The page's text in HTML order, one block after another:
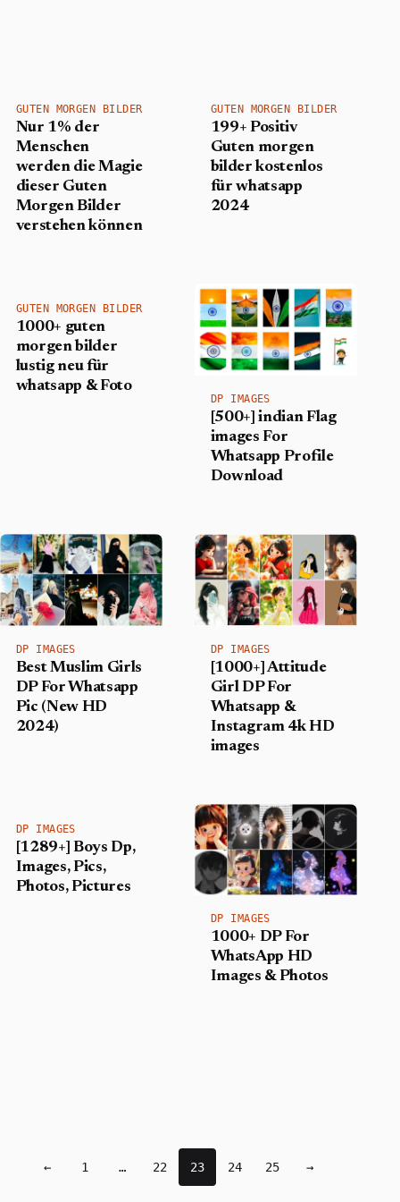
GUTEN MORGEN BILDER
Nur 1% der
Menschen
werden die Magie
dieser Guten
Morgen Bilder
verstehen können
GUTEN MORGEN BILDER
199+ Positiv
Guten morgen
bilder kostenlos
für whatsapp
2024
GUTEN MORGEN BILDER
1000+ guten
morgen bilder
lustig neu für
whatsapp & Foto
DP IMAGES
[500+] indian Flag
images For
Whatsapp Profile
Download
DP IMAGES
Best Muslim Girls
DP For Whatsapp
Pic (New HD
2024)
DP IMAGES
[1000+] Attitude
Girl DP For
Whatsapp &
Instagram 4k HD
images
DP IMAGES
[1289+] Boys Dp,
Images, Pics,
Photos, Pictures
DP IMAGES
1000+ DP For
WhatsApp HD
Images & Photos
Posts navigation
← 1 … 22 23 24 25 →